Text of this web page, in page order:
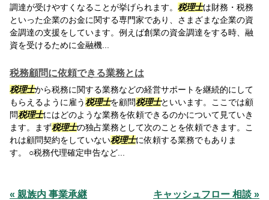
調達が受けやすくなることが挙げられます。 税理士は財務・税務
といった企業のお金に関する専門家であり、さまざまな企業の資
金調達の支援をしています。例えば創業の資金調達をする時、融
資を受けるために金融機...
税務顧問に依頼できる業務とは
税理士から税務に関する業務などの経営サポートを継続的にして
もらえるように雇う税理士を顧問税理士といいます。ここでは顧
問税理士にはどのような業務を依頼できるのかについて見ていき
ます。まず税理士の独占業務として次のことを依頼できます。こ
れは顧問契約をしていない税理士に依頼する業務でもありま
す。 ○税務代理確定申告など...
« 親族内 事業承継 キャッシュフロー 相談 »